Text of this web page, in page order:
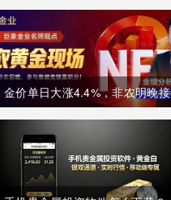
金价单日大涨4.4%，非农明晚接
棒丨黄金后市如何？